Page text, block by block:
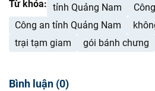
Từ khóa: tỉnh Quảng Nam
Công an tỉnh Quảng Nam
trại tạm giam
gói bánh chưng
Bình luận (0)